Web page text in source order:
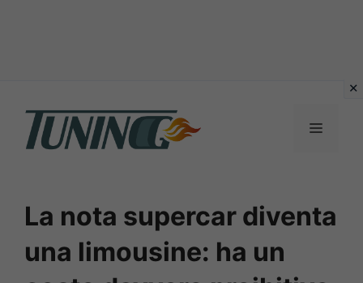
contenuto
Menu
La nota supercar diventa
una limousine: ha un